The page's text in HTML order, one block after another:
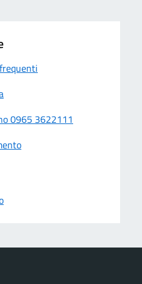
0965 3622111